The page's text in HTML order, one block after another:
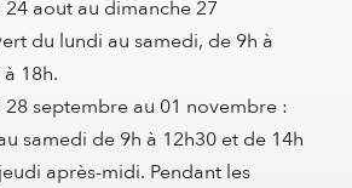
aout au dimanche 27
du lundi au samedi, de 9h à
18h.
septembre au 01 novembre :
samedi de 9h à 12h30 et de 14h
après-midi. Pendant les